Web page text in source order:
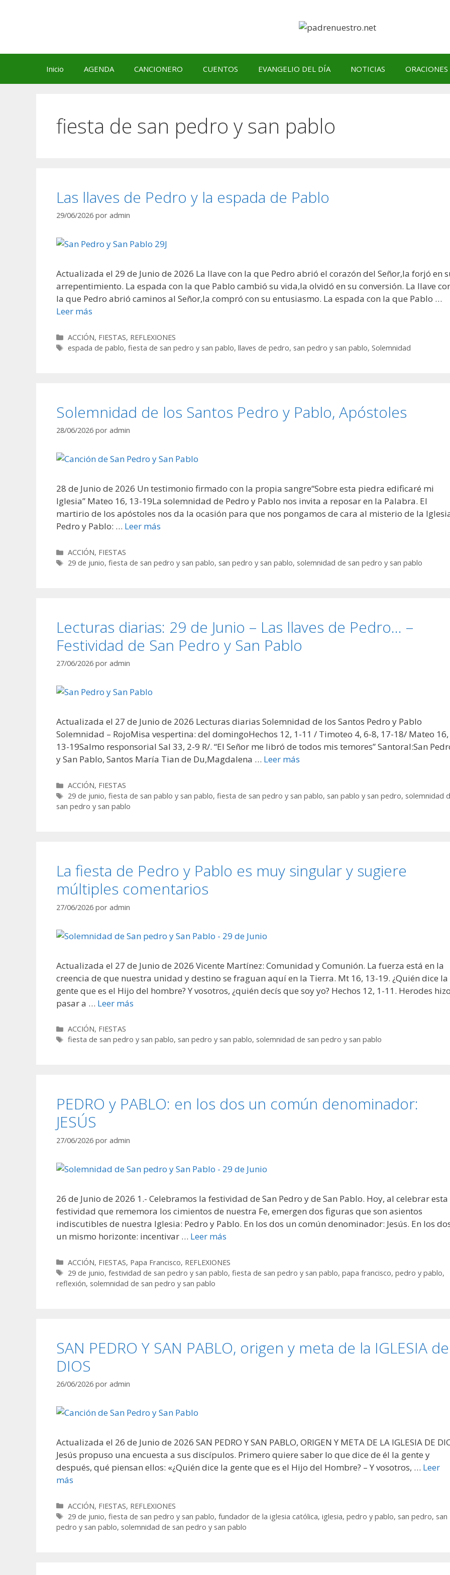
Inicio AGENDA CANCIONERO CUENTOS EVANGELIO DEL DÍA NOTICIAS ORACIONES
fiesta de san pedro y san pablo
Las llaves de Pedro y la espada de Pablo
29/06/2026 por admin
Actualizada el 29 de Junio de 2026 La llave con la que Pedro abrió el corazón del Señor,la forjó en
arrepentimiento. La espada con la que Pablo cambió su vida,la olvidó en su conversión. La llave
la que Pedro abrió caminos al Señor,la compró con su entusiasmo. La espada con la que Pablo …
Leer más
Categorías
ACCIÓN, FIESTAS, REFLEXIONES
Etiquetas
espada de pablo,fiesta de san pedro y san pablo,llaves de pedro, san pedro y san pablo,Solemnidad
Solemnidad de los Santos Pedro y Pablo, Apóstoles
28/06/2026 por admin
28 de Junio de 2026 Un testimonio firmado con la propia sangre“Sobre esta piedra edificaré mi
Iglesia” Mateo 16, 13-19La solemnidad de Pedro y Pablo nos invita a reposar en la Palabra. El
martirio de los apóstoles nos da la ocasión para que nos pongamos de cara al misterio de la
Pedro y Pablo: … Leer más
Categorías
ACCIÓN, FIESTAS
Etiquetas
29 de junio,fiesta de san pedro y san pablo, san pedro y san pablo, solemnidad de san pedro y san pablo
Lecturas diarias: 29 de Junio – Las llaves de Pedro… –
Festividad de San Pedro y San Pablo
27/06/2026 por admin
Actualizada el 27 de Junio de 2026 Lecturas diarias Solemnidad de los Santos Pedro y Pablo
Solemnidad – RojoMisa vespertina: del domingoHechos 12, 1-11 / Timoteo 4, 6-8, 17-18/ Mateo 16,
13-19Salmo responsorial Sal 33, 2-9 R/. “El Señor me libró de todos mis temores” Santoral:San
y San Pablo, Santos María Tian de Du,Magdalena … Leer más
Categorías
ACCIÓN, FIESTAS
Etiquetas
29 de junio,fiesta de san pablo y san pablo,fiesta de san pedro y san pablo, san pablo y san pedro, solemnidad
san pedro y san pablo
La fiesta de Pedro y Pablo es muy singular y sugiere
múltiples comentarios
27/06/2026 por admin
Actualizada el 27 de Junio de 2026 Vicente Martínez: Comunidad y Comunión. La fuerza está en la
creencia de que nuestra unidad y destino se fraguan aquí en la Tierra. Mt 16, 13-19. ¿Quién dice la
gente que es el Hijo del hombre? Y vosotros, ¿quién decís que soy yo? Hechos 12, 1-11. Herodes
pasar a … Leer más
Categorías
ACCIÓN, FIESTAS
Etiquetas
fiesta de san pedro y san pablo, san pedro y san pablo, solemnidad de san pedro y san pablo
PEDRO y PABLO: en los dos un común denominador:
JESÚS
27/06/2026 por admin
26 de Junio de 2026 1.- Celebramos la festividad de San Pedro y de San Pablo. Hoy, al celebrar esta
festividad que rememora los cimientos de nuestra Fe, emergen dos figuras que son asientos
indiscutibles de nuestra Iglesia: Pedro y Pablo. En los dos un común denominador: Jesús. En los
un mismo horizonte: incentivar … Leer más
Categorías
ACCIÓN, FIESTAS, Papa Francisco, REFLEXIONES
Etiquetas
29 de junio,festividad de san pedro y san pablo,fiesta de san pedro y san pablo,papa francisco,pedro y pablo,
reflexión, solemnidad de san pedro y san pablo
SAN PEDRO Y SAN PABLO, origen y meta de la IGLESIA de
DIOS
26/06/2026 por admin
Actualizada el 26 de Junio de 2026 SAN PEDRO Y SAN PABLO, ORIGEN Y META DE LA IGLESIA DE
Jesús propuso una encuesta a sus discípulos. Primero quiere saber lo que dice de él la gente y
después, qué piensan ellos: «¿Quién dice la gente que es el Hijo del Hombre? – Y vosotros, … Leer
más
Categorías
ACCIÓN, FIESTAS, REFLEXIONES
Etiquetas
29 de junio,fiesta de san pedro y san pablo,fundador de la iglesia católica,iglesia,pedro y pablo, san pedro, san
pedro y san pablo, solemnidad de san pedro y san pablo